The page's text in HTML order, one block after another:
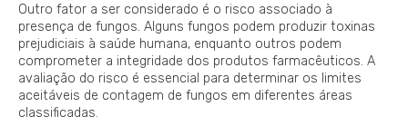
Outro fator a ser considerado é o risco associado à
presença de fungos. Alguns fungos podem produzir toxinas
prejudiciais à saúde humana, enquanto outros podem
comprometer a integridade dos produtos farmacêuticos. A
avaliação do risco é essencial para determinar os limites
aceitáveis de contagem de fungos em diferentes áreas
classificadas.